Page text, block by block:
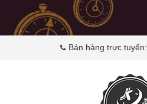
Bán hàng trực tuyến: